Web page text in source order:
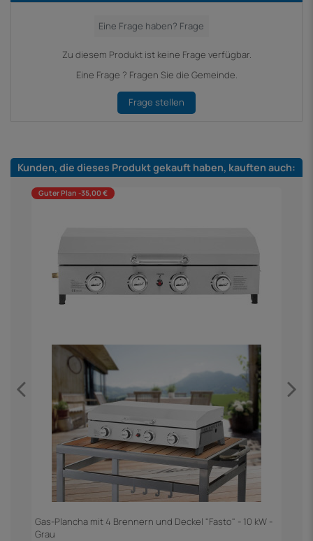
Zu diesem Produkt ist keine Frage verfügbar.
Eine Frage ? Fragen Sie die Gemeinde.
Frage stellen
Kunden, die dieses Produkt gekauft haben, kauften auch:
Guter Plan -35,00 €
Gas-Plancha mit 4 Brennern und Deckel "Fasto" - 10 kW -
Grau